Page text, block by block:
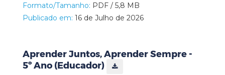
Formato/Tamanho: PDF / 5,8 MB
Publicado em: 16 de Julho de 2026
Aprender Juntos, Aprender Sempre -
5º Ano (Educador)